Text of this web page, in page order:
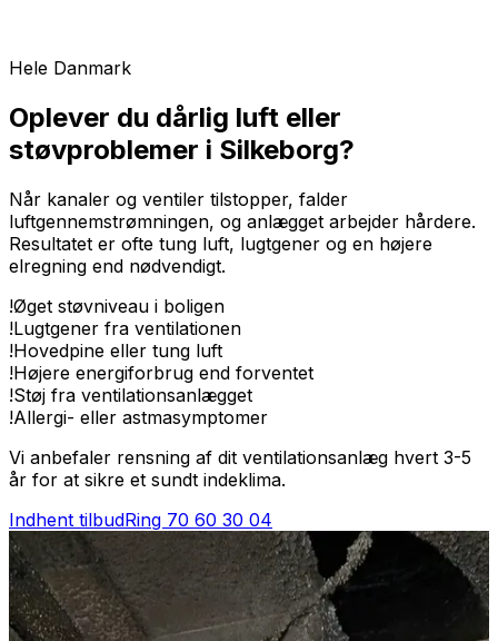
Hele Danmark
Oplever du dårlig luft eller
støvproblemer i Silkeborg?
Når kanaler og ventiler tilstopper, falder
luftgennemstrømningen, og anlægget arbejder hårdere.
Resultatet er ofte tung luft, lugtgener og en højere
elregning end nødvendigt.
!Øget støvniveau i boligen
!Lugtgener fra ventilationen
!Hovedpine eller tung luft
!Højere energiforbrug end forventet
!Støj fra ventilationsanlægget
!Allergi- eller astmasymptomer
Vi anbefaler rensning af dit ventilationsanlæg hvert 3-5
år for at sikre et sundt indeklima.
Indhent tilbudRing 70 60 30 04